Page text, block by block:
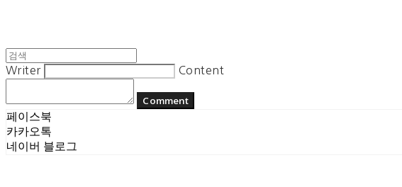
Writer Content
Comment
페이스북
카카오톡
네이버 블로그